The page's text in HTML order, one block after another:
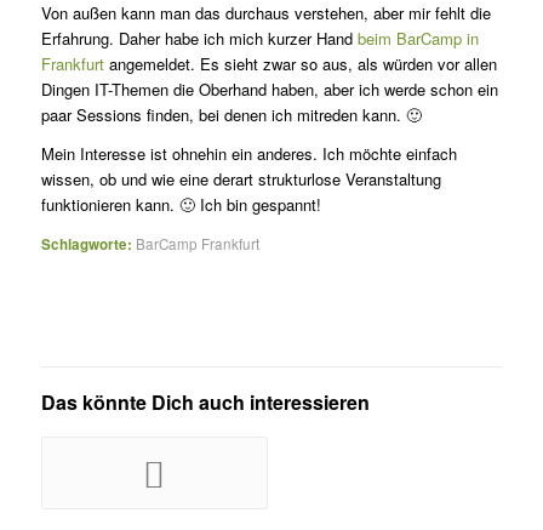
Von außen kann man das durchaus verstehen, aber mir fehlt die
Erfahrung. Daher habe ich mich kurzer Hand beim BarCamp in
Frankfurtangemeldet. Es sieht zwar so aus, als würden vor allen
Dingen IT-Themen die Oberhand haben, aber ich werde schon ein
paar Sessions finden, bei denen ich mitreden kann. 🙂
Mein Interesse ist ohnehin ein anderes. Ich möchte einfach
wissen, ob und wie eine derart strukturlose Veranstaltung
funktionieren kann. 🙂 Ich bin gespannt!
Schlagworte: BarCamp Frankfurt
Das könnte Dich auch interessieren